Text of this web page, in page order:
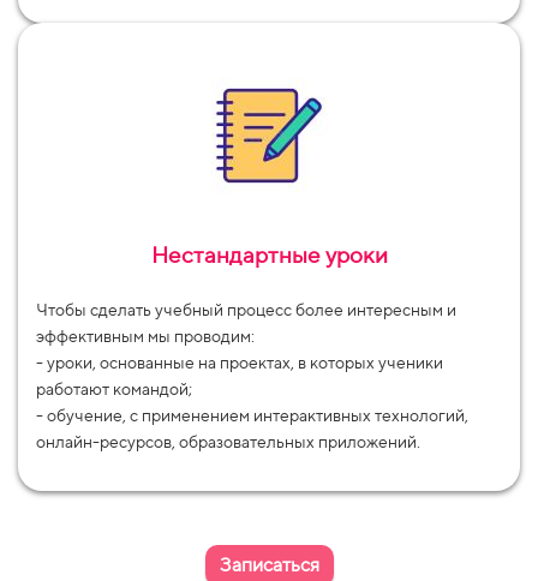
Нестандартные уроки
Чтобы сделать учебный процесс более интересным и
эффективным мы проводим:
- уроки, основанные на проектах, в которых ученики
работают командой;
- обучение, с применением интерактивных технологий,
онлайн-ресурсов, образовательных приложений.
Записаться